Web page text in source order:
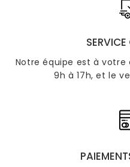
Notre équipe est à
9h à 17h, et le